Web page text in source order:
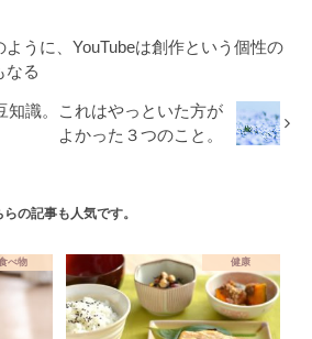
ように、YouTubeは創作という個性の
なる
知識。これはやっといた方が
よかった３つのこと。
らの記事も人気です。
べ物 健康